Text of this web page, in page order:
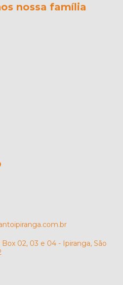
nossa família
Box 02, 03 e 04 - Ipiranga, São